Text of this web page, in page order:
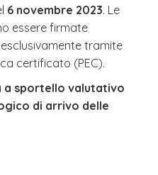
6 novembre 2023. Le
essere firmate
tramite
certificato (PEC).
a sportello valutativo
di arrivo delle